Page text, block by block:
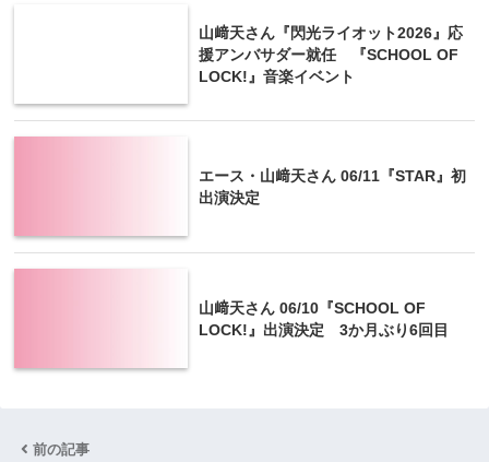
山﨑天さん『閃光ライオット2026』応
援アンバサダー就任 『SCHOOL OF
LOCK!』音楽イベント
エース・山﨑天さん 06/11『STAR』初
出演決定
山﨑天さん 06/10『SCHOOL OF
LOCK!』出演決定 3か月ぶり6回目
前の記事